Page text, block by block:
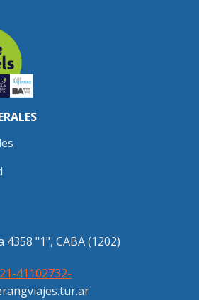
4358 "1", CABA (1202)
41102732-